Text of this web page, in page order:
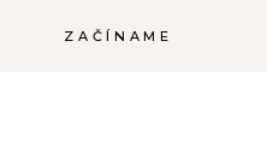
ZAČÍNAME